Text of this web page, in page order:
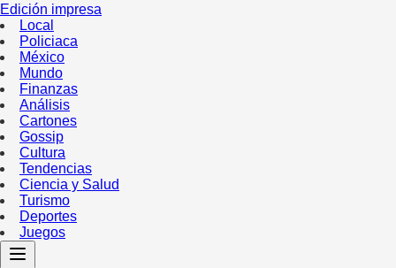
Edición impresa
Local
Policiaca
México
Mundo
Finanzas
Análisis
Cartones
Gossip
Cultura
Tendencias
Ciencia y Salud
Turismo
Deportes
Juegos